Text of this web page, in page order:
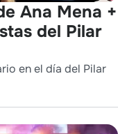
Ana Mena +
del Pilar
en el día del Pilar